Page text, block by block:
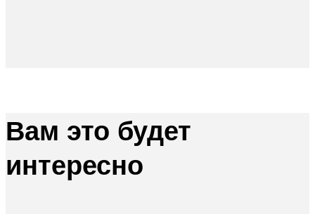
Вам это будет
интересно